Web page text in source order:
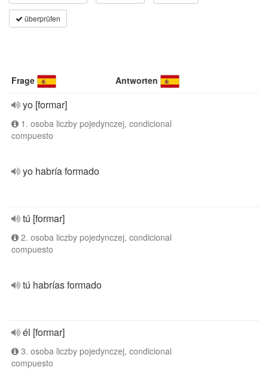
überprüfen
Frage Antworten
yo [formar]
1. osoba liczby pojedynczej, condicional
compuesto
yo habría formado
tú [formar]
2. osoba liczby pojedynczej, condicional
compuesto
tú habrías formado
él [formar]
3. osoba liczby pojedynczej, condicional
compuesto